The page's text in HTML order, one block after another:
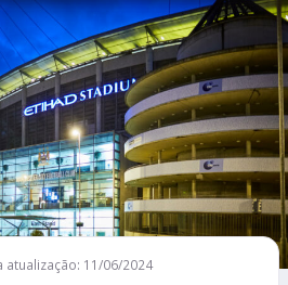
atualização: 11/06/2024